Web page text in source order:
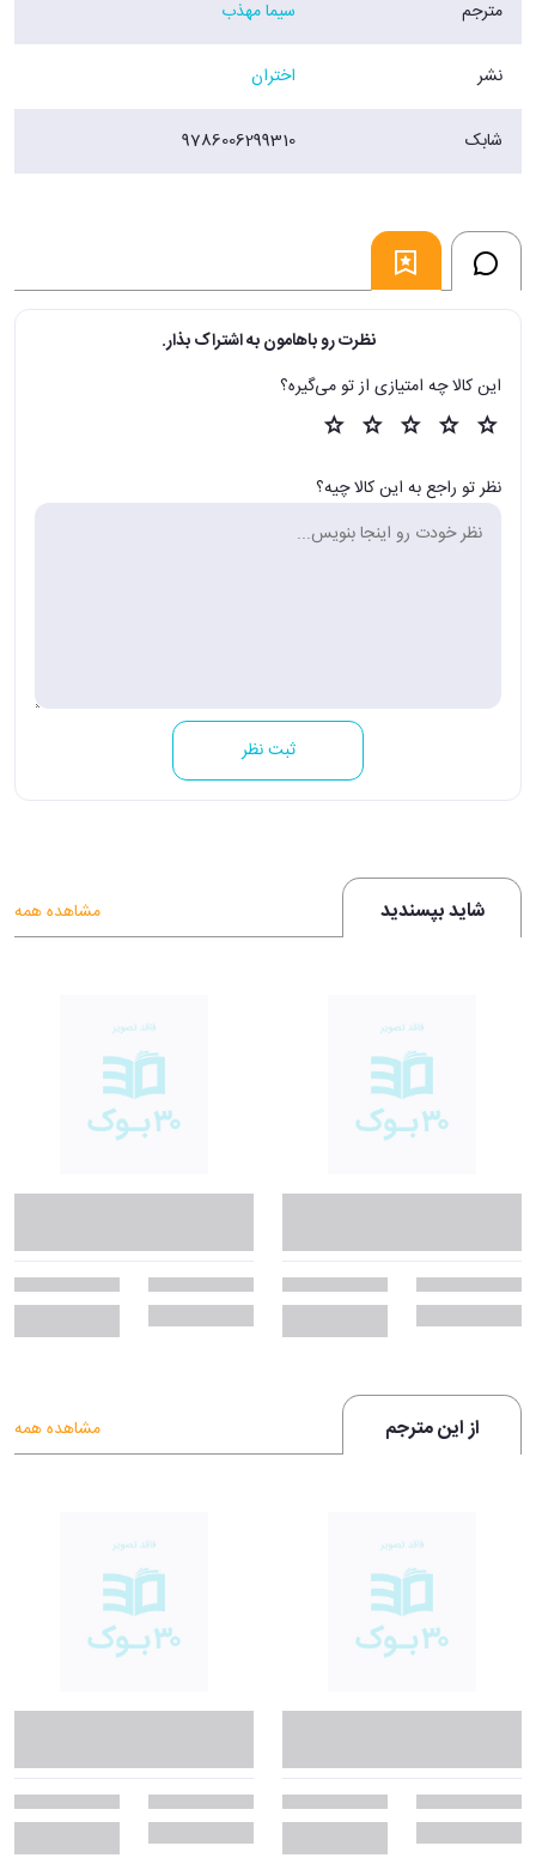
فروشگاه اينترنتي 30بوک
مترجم سیما مهذب
نشر اختران
شابک 9786006299310
نظرت رو باهامون به اشتراک بذار.
این کالا چه امتیازی از تو می‌گیره؟
نظر تو راجع به این کالا چیه؟
ثبت نظر
شاید بپسندید مشاهده همه
از این مترجم مشاهده همه